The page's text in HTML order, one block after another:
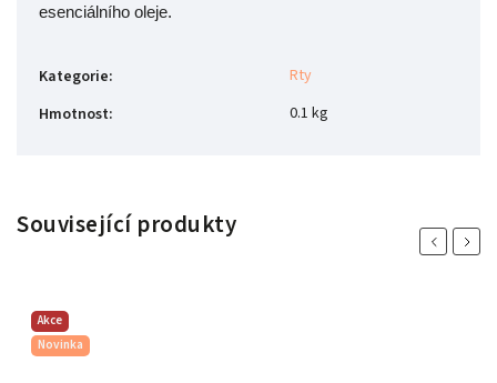
esenciálního oleje.
Kategorie:
Rty
Hmotnost: 0.1 kg
Související produkty
Previous
Akce
Novinka
Next